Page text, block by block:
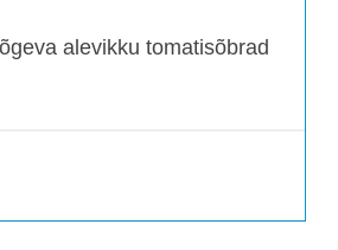
alevikku tomatisõbrad